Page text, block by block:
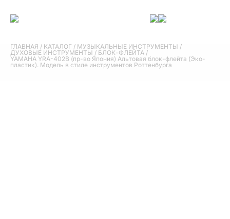
ГЛАВНАЯ / КАТАЛОГ / МУЗЫКАЛЬНЫЕ ИНСТРУМЕНТЫ /
ДУХОВЫЕ ИНСТРУМЕНТЫ / БЛОК-ФЛЕЙТА /
YAMAHA YRA-402B (пр-во Япония) Альтовая блок-флейта (Эко-
пластик). Модель в стиле инструментов Роттенбурга